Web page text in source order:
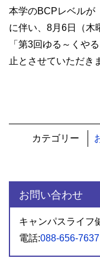
本学のBCPレベルが
に伴い、8月6日（木
「第3回ゆる～くや
止とさせていただき
カテゴリー
お問い合わせ
キャンパスライフ
電話:088-656-7637